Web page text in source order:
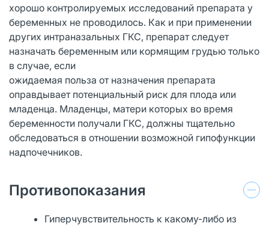
хорошо контролируемых исследований препарата у
беременных не проводилось. Как и при применении
других интраназальных ГКС, препарат следует
назначать беременным или кормящим грудью только
в случае, если
ожидаемая польза от назначения препарата
оправдывает потенциальный риск для плода или
младенца. Младенцы, матери которых во время
беременности получали ГКС, должны тщательно
обследоваться в отношении возможной гипофункции
надпочечников.
Противопоказания
Гиперчувствительность к какому-либо из